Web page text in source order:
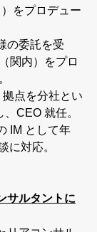
をプロデュー
の委託を受
関内）をプロ
拠点を分社とい
CEO 就任。
IM として年
に対応。
サルタントに